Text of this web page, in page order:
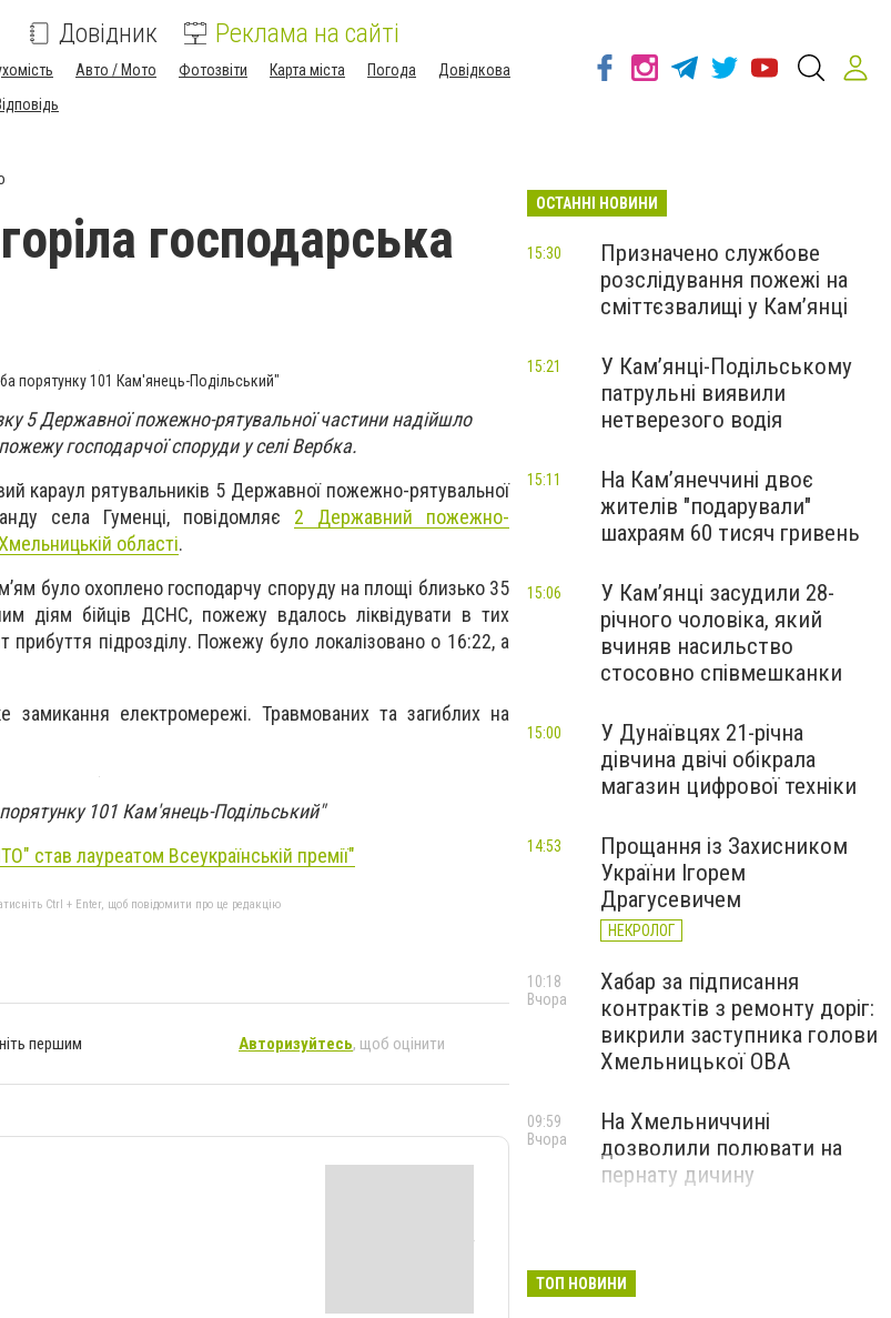
Довідник Реклама на сайті
Авто / Мото Фотозвіти Карта міста Погода
Довідкова
господарська
порятунку 101 Кам'янець-Подільський"
5 Державної пожежно-рятувальної частини надійшло
господарчої споруди у селі Вербка.
караул рятувальників 5 Державної пожежно-рятувальної
села Гуменці, повідомляє 2 Державний пожежно-
області.
було охоплено господарчу споруду на площі близько 35
діям бійців ДСНС, пожежу вдалось ліквідувати в тих
прибуття підрозділу. Пожежу було локалізовано о 16:22, а
замикання електромережі. Травмованих та загиблих на
101 Кам'янець-Подільський"
став лауреатом Всеукраїнській премії"
Ctrl + Enter, щоб повідомити про це редакцію
першим Авторизуйтесь, щоб оцінити
ОСТАННІ НОВИНИ
Призначено службове
розслідування пожежі на
сміттєзвалищі у Кам’янці
15:30
У Кам’янці-Подільському
патрульні виявили
нетверезого водія
15:21
На Камʼянеччині двоє
жителів "подарували"
шахраям 60 тисяч гривень
15:11
У Камʼянці засудили 28-
річного чоловіка, який
вчиняв насильство
стосовно співмешканки
15:06
У Дунаївцях 21-річна
дівчина двічі обікрала
магазин цифрової техніки
15:00
Прощання із Захисником
України Ігорем
Драгусевичем
НЕКРОЛОГ
14:53
Хабар за підписання
контрактів з ремонту доріг:
викрили заступника голови
Хмельницької ОВА
10:18
Вчора
На Хмельниччині
дозволили полювати на
пернату дичину
09:59
Вчора
ТОП НОВИНИ